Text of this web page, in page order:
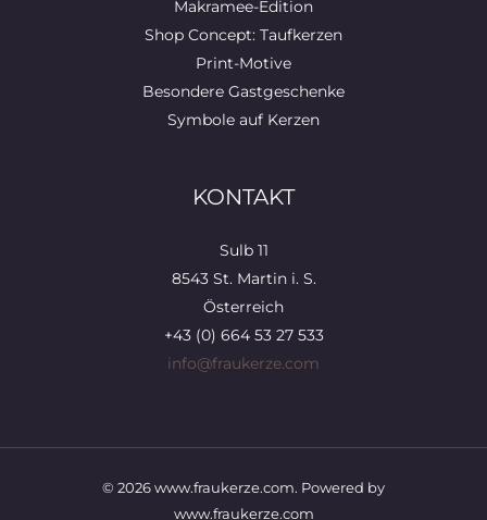
Makramee-Edition
Shop Concept: Taufkerzen
Print-Motive
Besondere Gastgeschenke
Symbole auf Kerzen
KONTAKT
Sulb 11
8543 St. Martin i. S.
Österreich
+43 (0) 664 53 27 533
info@fraukerze.com
© 2026 www.fraukerze.com. Powered by
www.fraukerze.com